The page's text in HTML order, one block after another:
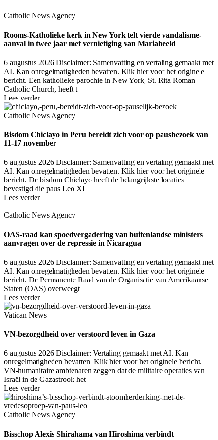
Catholic News Agency
Rooms-Katholieke kerk in New York telt vierde vandalisme-
aanval in twee jaar met vernietiging van Mariabeeld
6 augustus 2026 Disclaimer: Samenvatting en vertaling gemaakt met
AI. Kan onregelmatigheden bevatten. Klik hier voor het originele
bericht. Een katholieke parochie in New York, St. Rita Roman
Catholic Church, heeft t
Lees verder
Catholic News Agency
Bisdom Chiclayo in Peru bereidt zich voor op pausbezoek van
11-17 november
6 augustus 2026 Disclaimer: Samenvatting en vertaling gemaakt met
AI. Kan onregelmatigheden bevatten. Klik hier voor het originele
bericht. De bisdom Chiclayo heeft de belangrijkste locaties
bevestigd die paus Leo XI
Lees verder
Catholic News Agency
OAS-raad kan spoedvergadering van buitenlandse ministers
aanvragen over de repressie in Nicaragua
6 augustus 2026 Disclaimer: Samenvatting en vertaling gemaakt met
AI. Kan onregelmatigheden bevatten. Klik hier voor het originele
bericht. De Permanente Raad van de Organisatie van Amerikaanse
Staten (OAS) overweegt
Lees verder
Vatican News
VN-bezorgdheid over verstoord leven in Gaza
6 augustus 2026 Disclaimer: Vertaling gemaakt met AI. Kan
onregelmatigheden bevatten. Klik hier voor het originele bericht.
VN-humanitaire ambtenaren zeggen dat de militaire operaties van
Israël in de Gazastrook het
Lees verder
Catholic News Agency
Bisschop Alexis Shirahama van Hiroshima verbindt